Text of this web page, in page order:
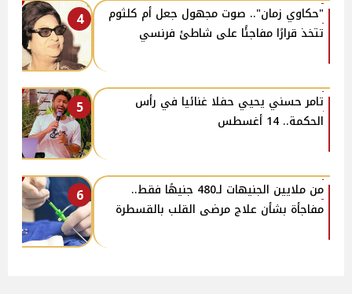
4
"حكاوي زمان".. صوت مجهول جعل أم كلثوم
تتخذ قرارًا مفاجئًا على شاطئ فرنسي
5
تامر حسني يحيي حفلا غنائيا في رأس
الحكمة.. 14 أغسطس
6
من ملايين الجنيهات لـ480 جنيهًا فقط..
مفاجأة بشأن علاج مرضى القلب بالقسطرة